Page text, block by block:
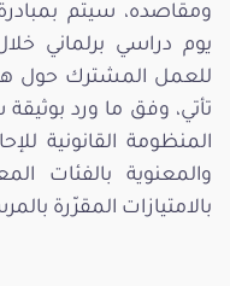
ومقاصده، سيتم
يوم دراسي برلماني
للعمل المشترك حول هذه
تأتي، وفق ما ورد
المنظومة القانونية
والمعنوية بالفئات
بالامتيازات المقرّرة بالمرسوم عدد